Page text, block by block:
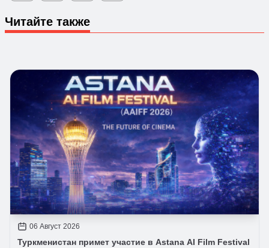
Читайте также
06 Август 2026
Туркменистан примет участие в Astana AI Film Festival